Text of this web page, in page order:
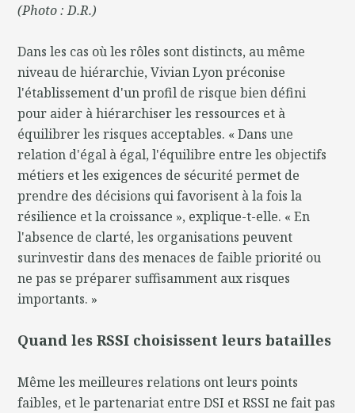
(Photo : D.R.)
Dans les cas où les rôles sont distincts, au même
niveau de hiérarchie, Vivian Lyon préconise
l'établissement d'un profil de risque bien défini
pour aider à hiérarchiser les ressources et à
équilibrer les risques acceptables. « Dans une
relation d'égal à égal, l'équilibre entre les objectifs
métiers et les exigences de sécurité permet de
prendre des décisions qui favorisent à la fois la
résilience et la croissance », explique-t-elle. « En
l'absence de clarté, les organisations peuvent
surinvestir dans des menaces de faible priorité ou
ne pas se préparer suffisamment aux risques
importants. »
Quand les RSSI choisissent leurs batailles
Même les meilleures relations ont leurs points
faibles, et le partenariat entre DSI et RSSI ne fait pas